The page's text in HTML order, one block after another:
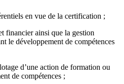
en vue de la certification ;
financier ainsi que la gestion
le développement de compétences
d’une action de formation ou
de compétences ;